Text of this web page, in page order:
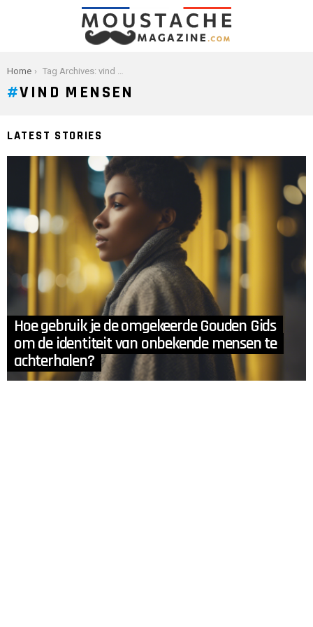
You are here:
Home Tag Archives: vind mensen
VIND MENSEN
LATEST STORIES
Hoe gebruik je de omgekeerde Gouden Gids
om de identiteit van onbekende mensen te
achterhalen?